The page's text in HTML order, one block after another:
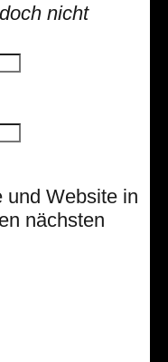
nicht
und Website in
nächsten